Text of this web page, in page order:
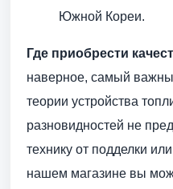
Южной Кореи.
Где приобрести
наверное, самый
теории устройства
разновидностей не
технику от подделки
нашем магазине вы